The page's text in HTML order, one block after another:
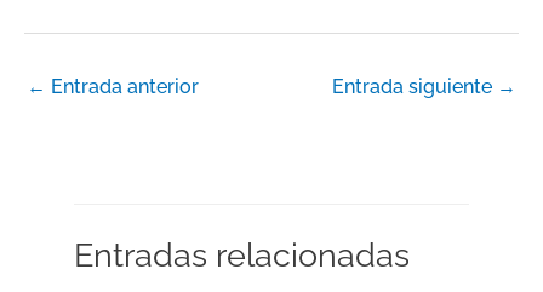
← Entrada anterior Entrada siguiente →
Entradas relacionadas